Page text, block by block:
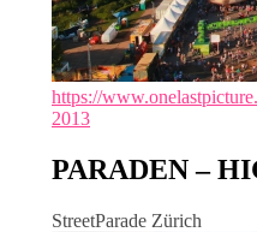
https://
2013
PARADEN –
StreetParade Zürich